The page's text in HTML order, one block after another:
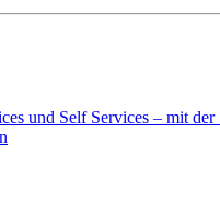
und Self Services – mit